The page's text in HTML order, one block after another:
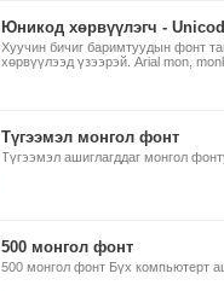
Юникод хөрвүүлэгч -
Хуучин бичиг баримтуудын фонт
хөрвүүлээд үзээрэй. Arial mon,
Түгээмэл монгол фонт
Түгээмэл ашиглагддаг монгол
500 монгол фонт
500 монгол фонт Бүх компьютерт